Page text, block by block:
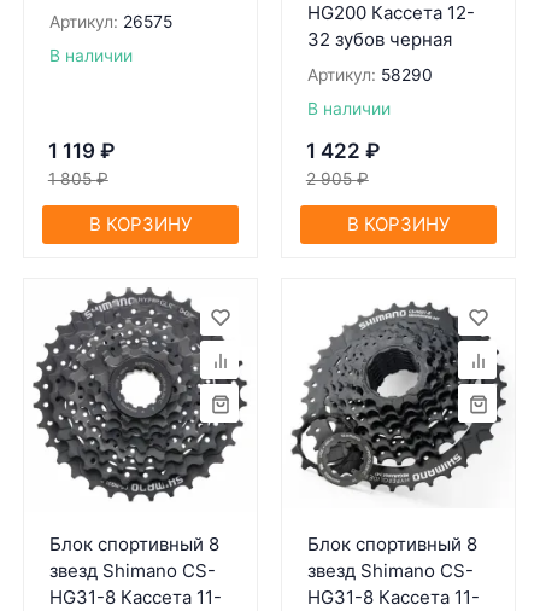
Артикул: 26575
В наличии
1 119 ₽
1 805 ₽
В КОРЗИНУ
HG200 Кассета 12-
32 зубов черная
Артикул: 58290
В наличии
1 422 ₽
2 905 ₽
В КОРЗИНУ
Блок спортивный 8
звезд Shimano CS-
HG31-8 Кассета 11-
Блок спортивный 8
звезд Shimano CS-
HG31-8 Кассета 11-